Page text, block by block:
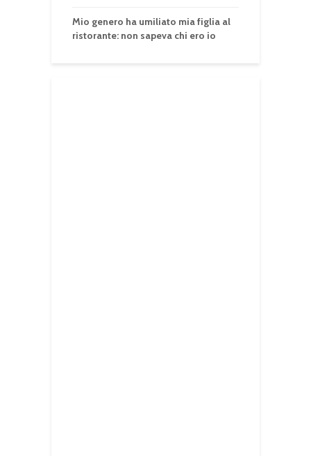
Mio genero ha umiliato mia figlia al
ristorante: non sapeva chi ero io